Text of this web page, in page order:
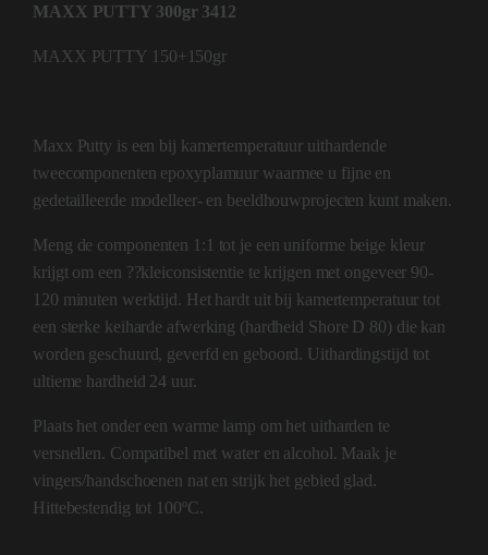
MAXX PUTTY 300gr 3412
MAXX PUTTY 150+150gr
Maxx Putty is een bij kamertemperatuur uithardende
tweecomponenten epoxyplamuur waarmee u fijne en
gedetailleerde modelleer- en beeldhouwprojecten kunt maken.
Meng de componenten 1:1 tot je een uniforme beige kleur
krijgt om een ??kleiconsistentie te krijgen met ongeveer 90-
120 minuten werktijd. Het hardt uit bij kamertemperatuur tot
een sterke keiharde afwerking (hardheid Shore D 80) die kan
worden geschuurd, geverfd en geboord. Uithardingstijd tot
ultieme hardheid 24 uur.
Plaats het onder een warme lamp om het uitharden te
versnellen. Compatibel met water en alcohol. Maak je
vingers/handschoenen nat en strijk het gebied glad.
Hittebestendig tot 100ºC.